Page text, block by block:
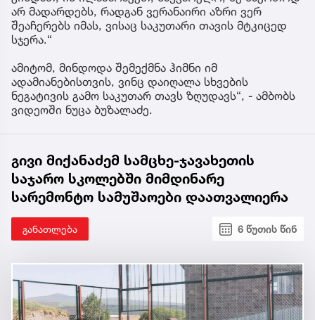
არ მადარდებს, რადგან ვერანაირი აზრი ვერ
შეაჩერებს იმას, ვისაც საკუთარი თავის მტკიცედ
სჯერა.“
ამიტომ, მინდოდა შემექმნა ჰიმნი იმ
ადამიანებისთვის, ვინც დაიღალა სხვების
ნეგატივის გამო საკუთარ თავს ზღუდავს“, - ამბობს
ვიდეოში ნუცა ბუზალაძე.
გივი მიქანაძემ სამცხე-ჯავახეთის
საჯარო სკოლებში მიმდინარე
სარემონტო სამუშაოები დაათვალიერა
განათლება 6 წუთის წინ